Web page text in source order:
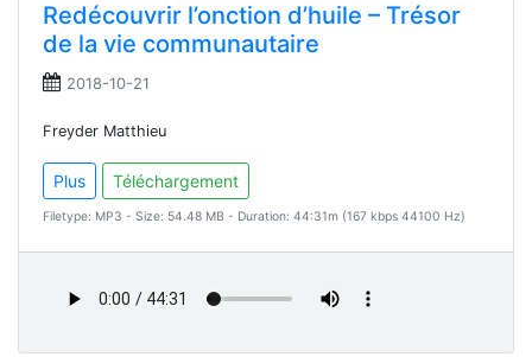
Redécouvrir l’onction d’huile – Trésor
de la vie communautaire
2018-10-21
Freyder Matthieu
Plus Téléchargement
Filetype: MP3 - Size: 54.48 MB - Duration: 44:31m (167 kbps 44100 Hz)